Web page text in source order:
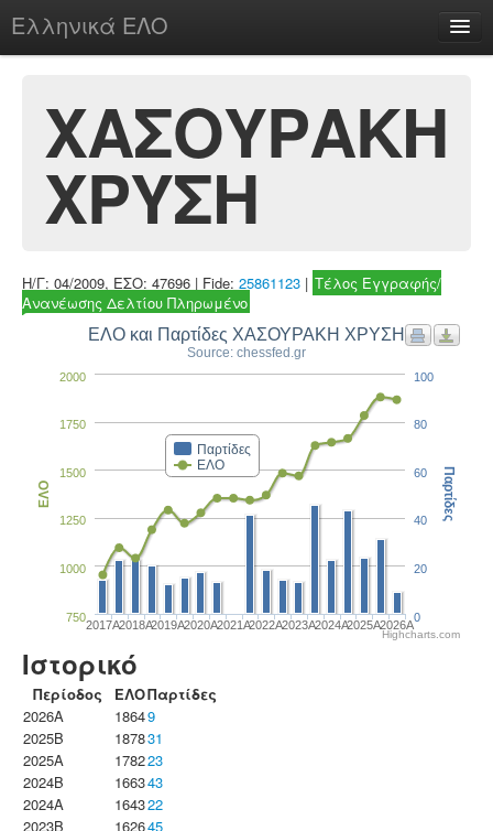
Ελληνικά ΕΛΟ
chesstu.be @ discord
Login
ΧΑΣΟΥΡΑΚΗ
ΧΡΥΣΗ
Η/Γ: 04/2009, ΕΣΟ: 47696 | Fide: 25861123 | Τέλος Εγγραφής/
Ανανέωσης Δελτίου Πληρωμένο
ΕΛΟ και Παρτίδες ΧΑΣΟΥΡΑΚΗ ΧΡΥΣΗ
Source: chessfed.gr
Παρτίδες
ΕΛΟ
2017A2018A2019A2020A2021A2022A2023Α2024A2025A2026A
750
1000
1250
1500
1750
2000
ΕΛΟ
0
20
40
60
80
100
Παρτίδες
Highcharts.com
Ιστορικό
Περίοδος ΕΛΟΠαρτίδες
2026A
18649
2025B
187831
2025A
178223
2024B
166343
2024A
164322
2023B
162645